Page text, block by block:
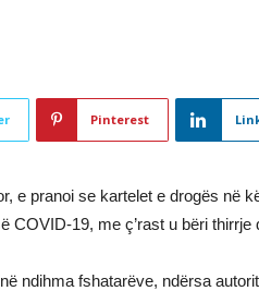
Pinterest
e pranoi se kartelet e drogës në
19, me ç’rast u bëri thirrje
ndihma fshatarëve, ndërsa